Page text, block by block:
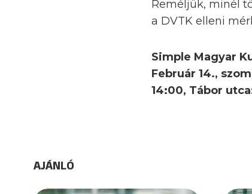
Reméljük, minél
a DVTK elleni
Simple Magyar
Február 14.,
14:00, Tábor
AJÁNLÓ